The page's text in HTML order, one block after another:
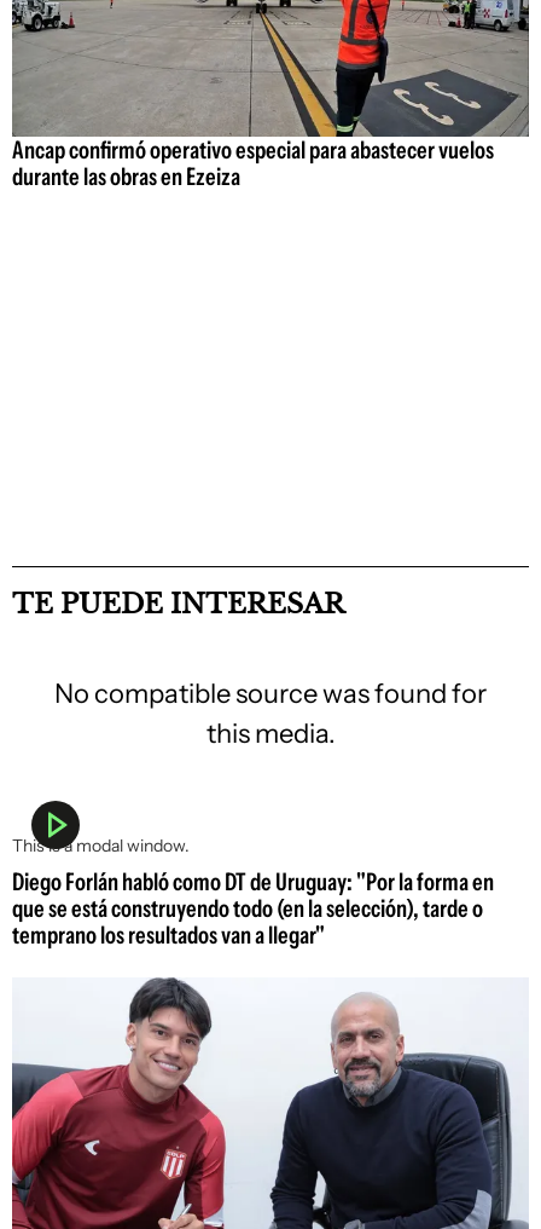
Ancap confirmó operativo especial para abastecer vuelos
durante las obras en Ezeiza
TE PUEDE INTERESAR
This is a modal window.
No compatible source was found for
this media.
Diego Forlán habló como DT de Uruguay: "Por la forma en
que se está construyendo todo (en la selección), tarde o
temprano los resultados van a llegar"